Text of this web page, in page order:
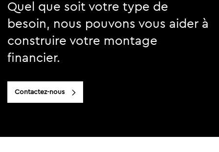
Quel que soit votre type de
besoin, nous pouvons vous aider à
construire votre montage
financier.
Contactez-nous